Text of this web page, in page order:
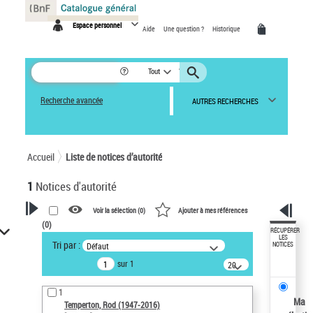
Espace personnel Aide Une question ? Historique
Tout
Recherche avancée AUTRES RECHERCHES
Accueil Liste de notices d’autorité
1 Notices d'autorité
VOTRE RECHERCHE
Recherche avancée dans les
notices d’autorité
Œuvres liées à l'auteur :
Temperton, Rod (1947-2016)
Voir la sélection (0) Ajouter à mes références
(0)
Tri par : Défaut
sur 1
20
résultats/page
1
Temperton, Rod (1947-2016)
RÉCUPÉRER
LES
NOTICES
Ma
Panneau de gestion des cookies